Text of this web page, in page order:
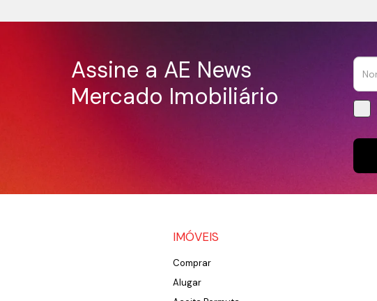
Assine a AE News
Mercado Imobiliário
IMÓVEIS
Comprar
Alugar